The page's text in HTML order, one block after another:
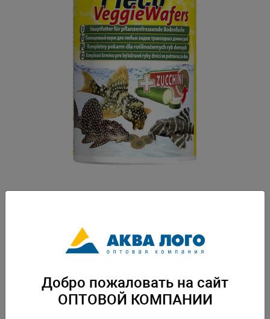
содержанием спирулины для донных сомиков ( таких как например
Анцитрус, Плекостомус ). -пластинки медленно растворяются, позволяя
сомикам кормиться ими и не загрязняют воду -форма и состав
Скачать каталогДобро пожаловать на сайт
ОПТОВОЙ КОМПАНИИ